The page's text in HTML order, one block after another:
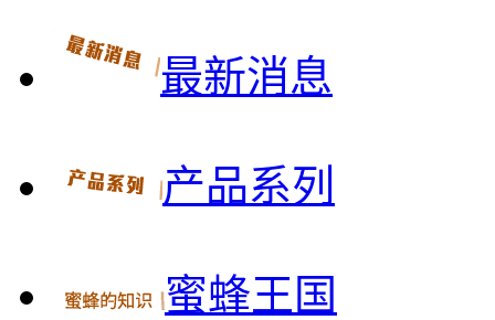
最新消息
产品系列
蜜蜂王国